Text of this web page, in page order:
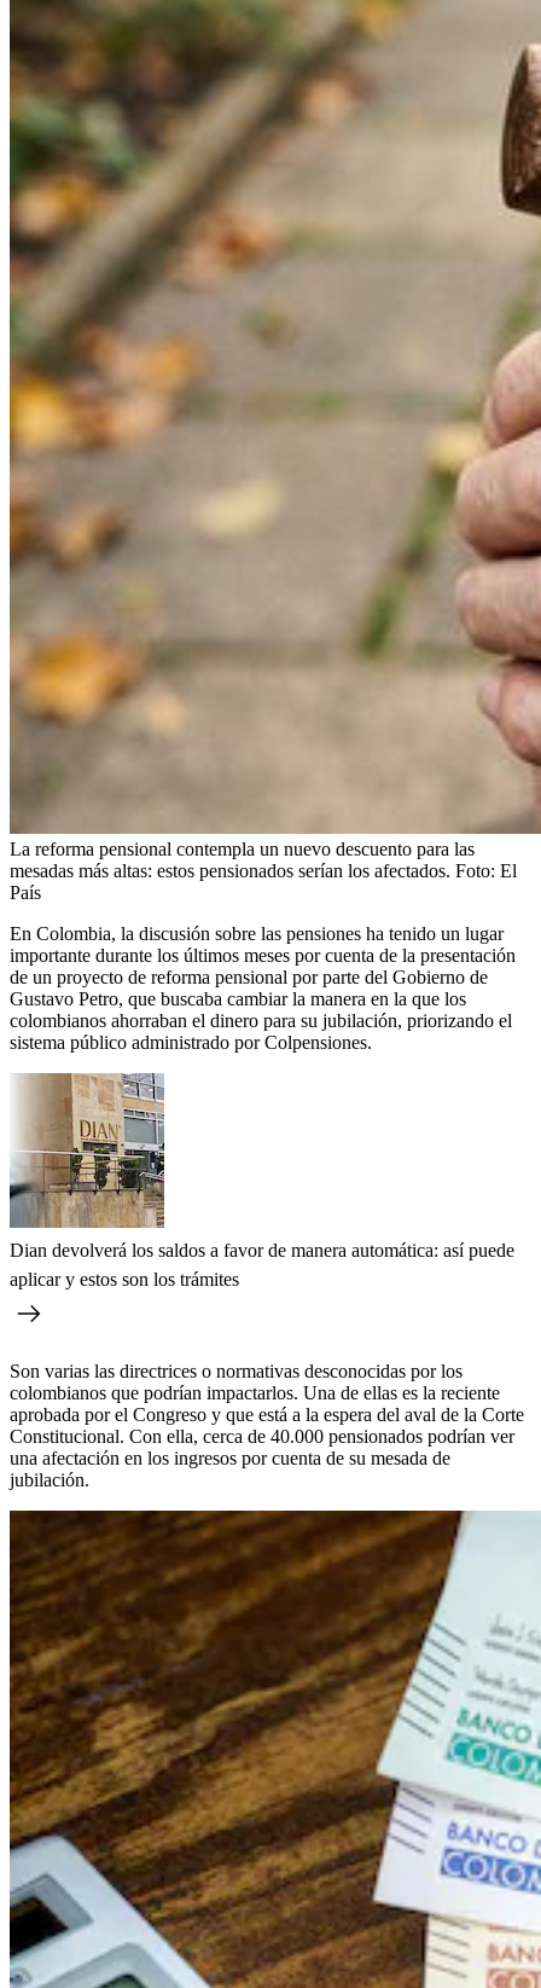
La reforma pensional contempla un nuevo descuento para las
mesadas más altas: estos pensionados serían los afectados. Foto: El
País
En Colombia, la discusión sobre las pensiones ha tenido un lugar
importante durante los últimos meses por cuenta de la presentación
de un proyecto de reforma pensional por parte del Gobierno de
Gustavo Petro, que buscaba cambiar la manera en la que los
colombianos ahorraban el dinero para su jubilación, priorizando el
sistema público administrado por Colpensiones.
Dian devolverá los saldos a favor de manera automática: así puede
aplicar y estos son los trámites
Son varias las directrices o normativas desconocidas por los
colombianos que podrían impactarlos. Una de ellas es la reciente
aprobada por el Congreso y que está a la espera del aval de la Corte
Constitucional. Con ella, cerca de 40.000 pensionados podrían ver
una afectación en los ingresos por cuenta de su mesada de
jubilación.